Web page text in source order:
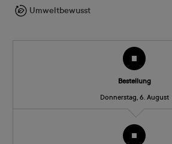
Umweltbewusst
Bestellung
Donnerstag, 6. August